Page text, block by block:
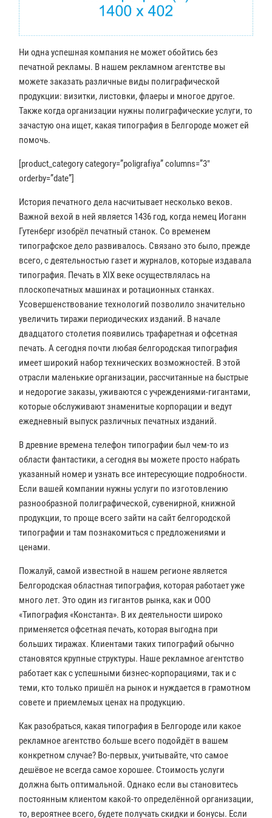
Ни одна успешная компания не может обойтись без
печатной рекламы. В нашем рекламном агентстве вы
можете заказать различные виды полиграфической
продукции: визитки, листовки, флаеры и многое другое.
Также когда организации нужны полиграфические услуги, то
зачастую она ищет, какая типография в Белгороде может ей
помочь.
[product_category category=”poligrafiya” columns=”3″
orderby=”date”]
История печатного дела насчитывает несколько веков.
Важной вехой в ней является 1436 год, когда немец Иоганн
Гутенберг изобрёл печатный станок. Со временем
типографское дело развивалось. Связано это было, прежде
всего, с деятельностью газет и журналов, которые издавала
типография. Печать в XIX веке осуществлялась на
плоскопечатных машинах и ротационных станках.
Усовершенствование технологий позволило значительно
увеличить тиражи периодических изданий. В начале
двадцатого столетия появились трафаретная и офсетная
печать. А сегодня почти любая белгородская типография
имеет широкий набор технических возможностей. В этой
отрасли маленькие организации, рассчитанные на быстрые
и недорогие заказы, уживаются с учреждениями-гигантами,
которые обслуживают знаменитые корпорации и ведут
ежедневный выпуск различных печатных изданий.
В древние времена телефон типографии был чем-то из
области фантастики, а сегодня вы можете просто набрать
указанный номер и узнать все интересующие подробности.
Если вашей компании нужны услуги по изготовлению
разнообразной полиграфической, сувенирной, книжной
продукции, то проще всего зайти на сайт белгородской
типографии и там познакомиться с предложениями и
ценами.
Пожалуй, самой известной в нашем регионе является
Белгородская областная типография, которая работает уже
много лет. Это один из гигантов рынка, как и ООО
«Типография «Константа». В их деятельности широко
применяется офсетная печать, которая выгодна при
больших тиражах. Клиентами таких типографий обычно
становятся крупные структуры. Наше рекламное агентство
работает как с успешными бизнес-корпорациями, так и с
теми, кто только пришёл на рынок и нуждается в грамотном
совете и приемлемых ценах на продукцию.
Как разобраться, какая типография в Белгороде или какое
рекламное агентство больше всего подойдёт в вашем
конкретном случае? Во-первых, учитывайте, что самое
дешёвое не всегда самое хорошее. Стоимость услуги
должна быть оптимальной. Однако если вы становитесь
постоянным клиентом какой-то определённой организации,
то, вероятнее всего, будете получать скидки и бонусы. Если